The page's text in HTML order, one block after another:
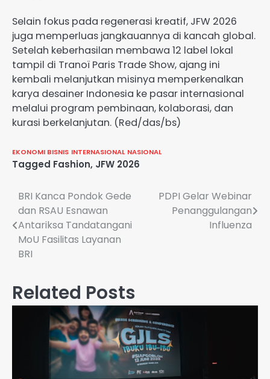
Selain fokus pada regenerasi kreatif, JFW 2026
juga memperluas jangkauannya di kancah global.
Setelah keberhasilan membawa 12 label lokal
tampil di Tranoï Paris Trade Show, ajang ini
kembali melanjutkan misinya memperkenalkan
karya desainer Indonesia ke pasar internasional
melalui program pembinaan, kolaborasi, dan
kurasi berkelanjutan. (Red/das/bs)
EKONOMI BISNIS INTERNASIONAL NASIONAL
Tagged Fashion, JFW 2026
Navigasi
pos
BRI Kanca Pondok Gede
dan RSAU Esnawan
Antariksa Tandatangani
MoU Fasilitas Layanan
BRI
PDPI Gelar Webinar
Penanggulangan
Influenza
Related Posts